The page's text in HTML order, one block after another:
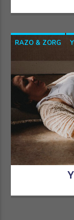
RAZO & ZORG
YOGAWITHBIDDY